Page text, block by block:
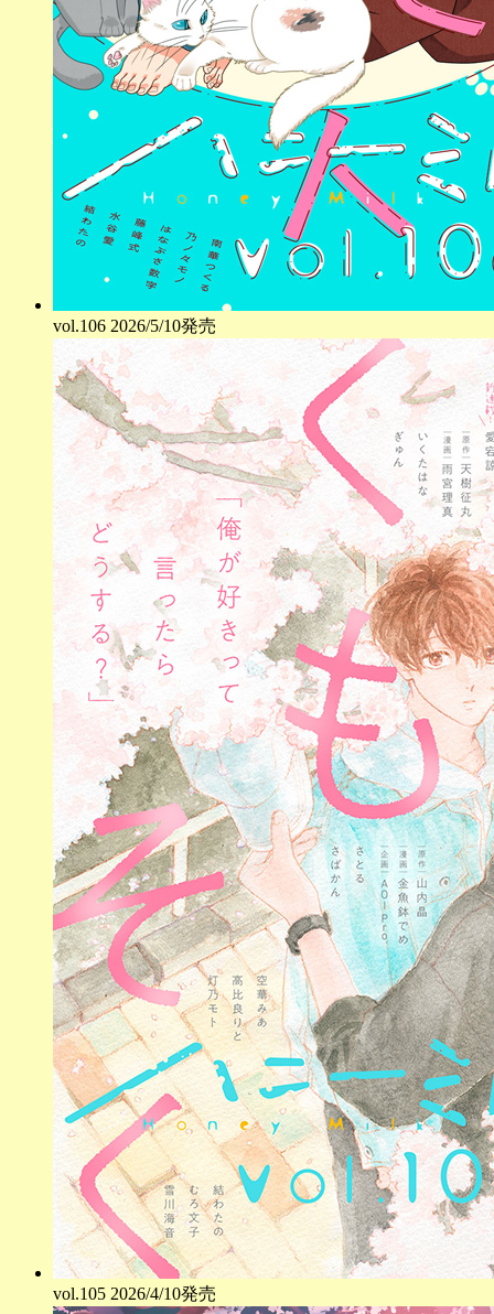
vol.106 2026/5/10発売
vol.105 2026/4/10発売